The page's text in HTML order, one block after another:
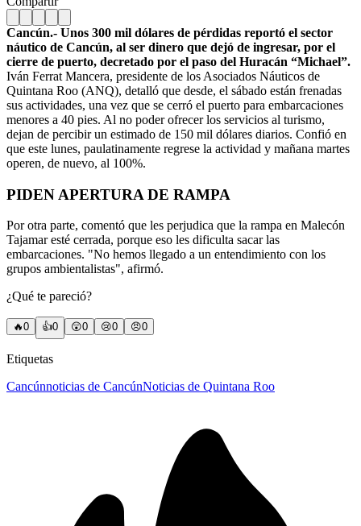
Cancún.- Unos 300 mil dólares de pérdidas reportó el sector
náutico de Cancún, al ser dinero que dejó de ingresar, por el
cierre de puerto, decretado por el paso del Huracán “Michael”.
Iván Ferrat Mancera, presidente de los Asociados Náuticos de
Quintana Roo (ANQ), detalló que desde, el sábado están frenadas
sus actividades, una vez que se cerró el puerto para embarcaciones
menores a 40 pies. Al no poder ofrecer los servicios al turismo,
dejan de percibir un estimado de 150 mil dólares diarios. Confió en
que este lunes, paulatinamente regrese la actividad y mañana martes
operen, de nuevo, al 100%.
PIDEN APERTURA DE RAMPA
Por otra parte, comentó que les perjudica que la rampa en Malecón
Tajamar esté cerrada, porque eso les dificulta sacar las
embarcaciones. "No hemos llegado a un entendimiento con los
grupos ambientalistas", afirmó.
¿Qué te pareció?
🔥0 👍0 😲0 😢0 😠0
Etiquetas
Cancúnnoticias de CancúnNoticias de Quintana Roo